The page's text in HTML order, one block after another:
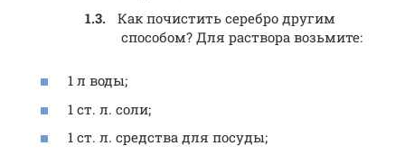
Как почистить серебро другим
способом? Для раствора возьмите:
1 л воды;
1 ст. л. соли;
1 ст. л. средства для посуды;